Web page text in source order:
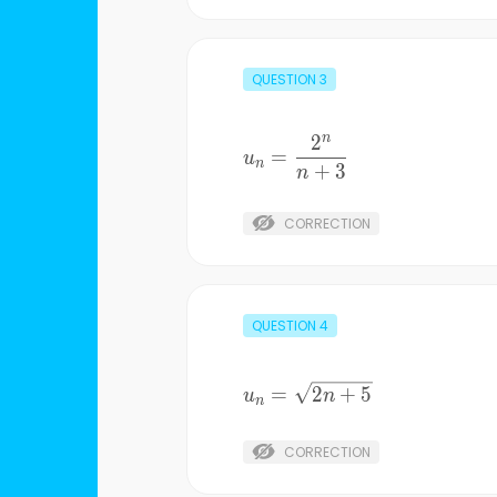
QUESTION 3
u_{n}
=\frac{2^{n}
un =
n + 3
2n
CORRECTION
QUESTION 4
u_{n}
un = 2n + 5
CORRECTION